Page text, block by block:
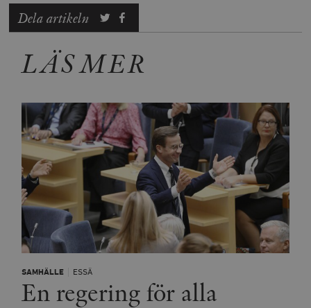
Dela artikeln
LÄS MER
SAMHÄLLE ESSÄ
En regering för alla